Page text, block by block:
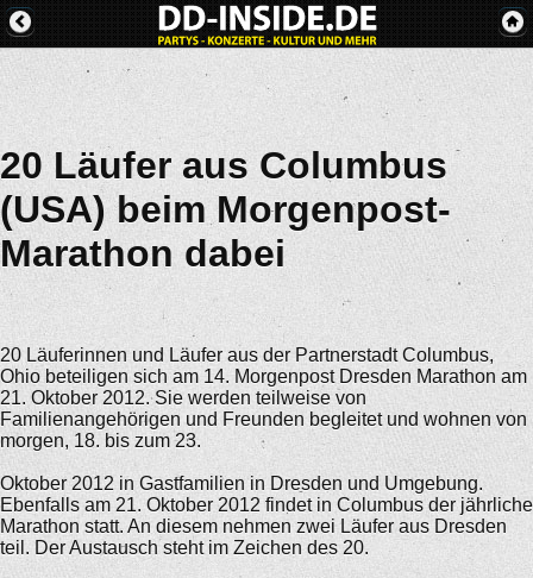
20 Läufer aus Columbus
(USA) beim Morgenpost-
Marathon dabei
20 Läuferinnen und Läufer aus der Partnerstadt Columbus,
Ohio beteiligen sich am 14. Morgenpost Dresden Marathon am
21. Oktober 2012. Sie werden teilweise von
Familienangehörigen und Freunden begleitet und wohnen von
morgen, 18. bis zum 23.
Oktober 2012 in Gastfamilien in Dresden und Umgebung.
Ebenfalls am 21. Oktober 2012 findet in Columbus der jährliche
Marathon statt. An diesem nehmen zwei Läufer aus Dresden
teil. Der Austausch steht im Zeichen des 20.